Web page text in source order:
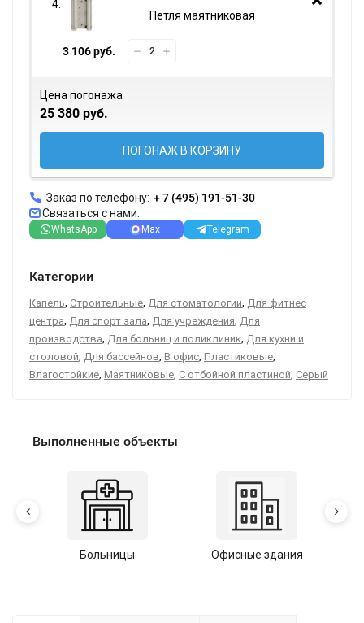
Петля маятниковая
3 106 руб.
Цена погонажа
25 380 руб.
ПОГОНАЖ В КОРЗИНУ
Заказ по телефону: + 7 (495) 191-51-30
Связаться с нами:
WhatsApp Max Telegram
Категории
Капель, Строительные, Для стоматологии, Для фитнес
центра, Для спорт зала, Для учреждения, Для
производства, Для больниц и поликлиник, Для кухни и
столовой, Для бассейнов, В офис, Пластиковые,
Влагостойкие, Маятниковые, С отбойной пластиной, Серый
Выполненные объекты
Больницы Офисные здания